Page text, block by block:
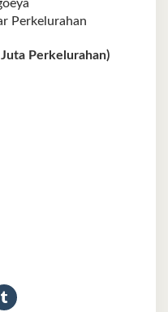
Perkelurahan
Perkelurahan)